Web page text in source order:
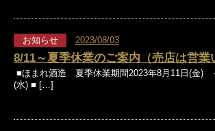
お知らせ 2023/08/03
8/11～夏季休業のご案内（売店は営業
■ほまれ酒造 夏季休業期間2023年8月11日(金)
(水) ■ […]